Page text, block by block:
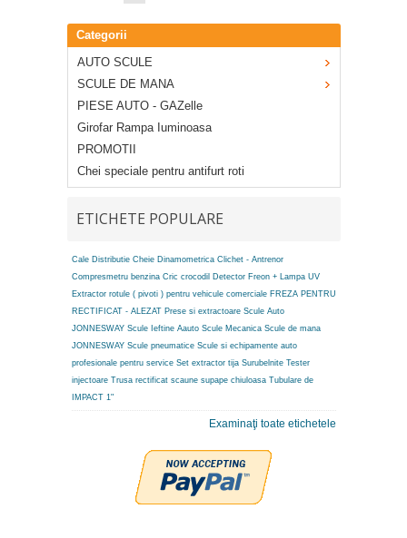
Categorii
AUTO SCULE
SCULE DE MANA
PIESE AUTO - GAZelle
Girofar Rampa Iuminoasa
PROMOTII
Chei speciale pentru antifurt roti
ETICHETE POPULARE
Cale Distributie Cheie Dinamometrica Clichet - Antrenor
Compresmetru benzina Cric crocodil Detector Freon + Lampa UV
Extractor rotule ( pivoti ) pentru vehicule comerciale FREZA PENTRU
RECTIFICAT - ALEZAT Prese si extractoare Scule Auto
JONNESWAY Scule Ieftine Aauto Scule Mecanica Scule de mana
JONNESWAY Scule pneumatice Scule si echipamente auto
profesionale pentru service Set extractor tija Surubelnite Tester
injectoare Trusa rectificat scaune supape chiuloasa Tubulare de
IMPACT 1"
Examinaţi toate etichetele